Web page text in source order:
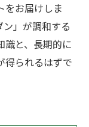
をお届けしま
」が調和する
識と、長期的に
得られるはずで